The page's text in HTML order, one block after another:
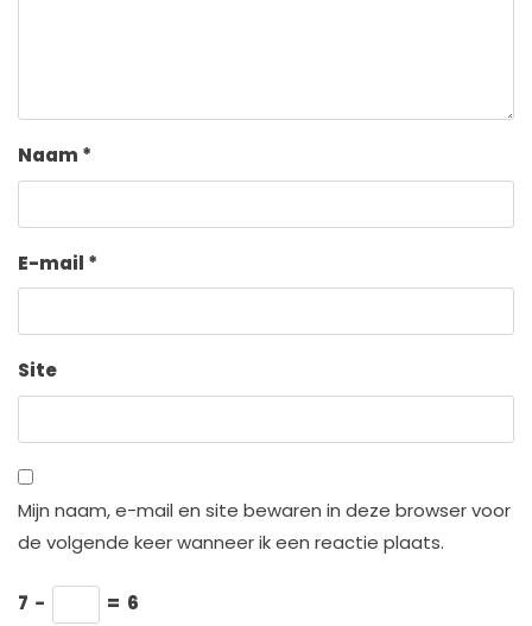
Naam *
E-mail *
Site
Mijn naam, e-mail en site bewaren in deze browser voor
de volgende keer wanneer ik een reactie plaats.
7 − = 6